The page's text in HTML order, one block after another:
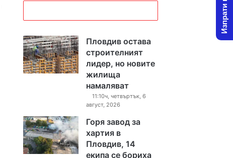
Пловдив остава
строителният
лидер, но новите
жилища
намаляват
11:10ч, четвъртък, 6
август, 2026
Горя завод за
хартия в
Пловдив, 14
екипа се бориха